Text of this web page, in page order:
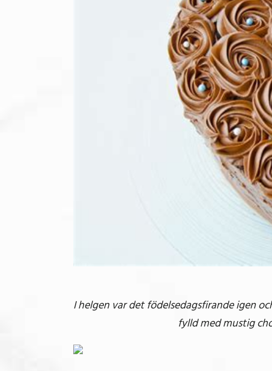
I helgen var det födelsedagsfirande igen
fylld med mustig